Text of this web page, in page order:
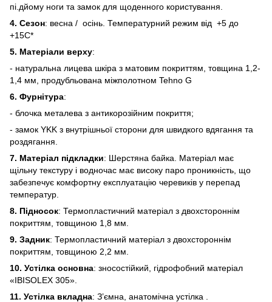
пі.дйому ноги та замок для щоденного користування.
4. Сезон: весна / осінь. Температурний режим від +5 до
+15С*
5. Матеріали верху:
- натуральна лицева шкіра з матовим покриттям, товщина 1,2-
1,4 мм, продубльована міжполотном Tehno G
6. Фурнітура:
- блочка металева з антикорозійним покриття;
- замок YKK з внутрішньої сторони для швидкого вдягання та
роздягання.
7. Матеріал підкладки: Шерстяна байка. Матеріал має
щільну текстуру і водночас має високу паро проникність, що
забезпечує комфортну експлуатацію черевиків у перепад
температур.
8. Підносок: Термопластичний матеріал з двохстороннім
покриттям, товщиною 1,8 мм.
9. Задник: Термопластичний матеріал з двохстороннім
покриттям, товщиною 2,2 мм.
10. Устілка основна: зносостійкий, гідрофобний матеріал
«IBISOLEX 305».
11. Устілка вкладна: З’ємна, анатомічна устілка .